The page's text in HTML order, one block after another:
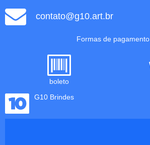
contato@g10.art.br
Formas de pagamento
boleto
G10 Brindes